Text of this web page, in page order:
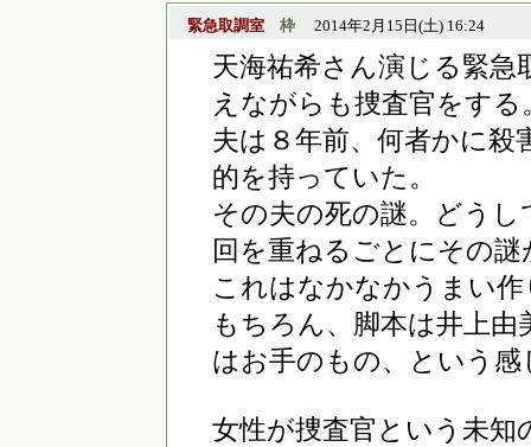
緊急取調室 枠 2014年2月15日(土) 16:24
天海祐希さん演じる緊急
えながらも捜査官をする
夫は８年前、何者かに
的を持っていた。
その夫の死の謎。どう
回を重ねるごとにその
これはなかなかうまい
もちろん、脚本は井上
はお手のもの、という感
女性が捜査官という未